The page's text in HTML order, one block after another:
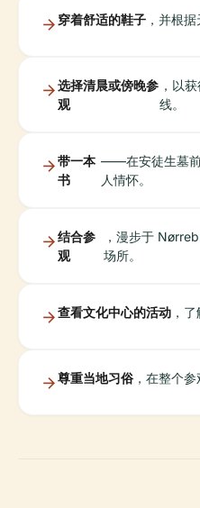
穿着舒适的鞋子 ，并根据
选择清晨或傍晚参
观
，以
线。
带一本
书
——在安徒生墓前
人情怀。
结合参
观
，漫步于
场所。
查看文化中心的活动 ，
尊重当地习俗 ，在整个